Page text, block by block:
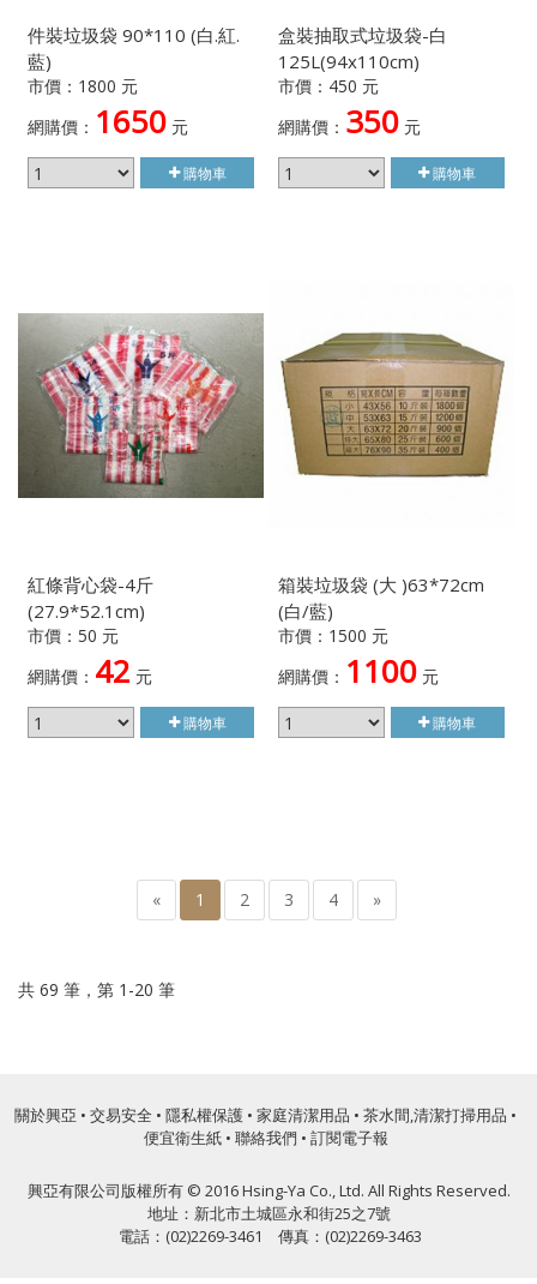
件裝垃圾袋 90*110 (白.紅.
藍)
市價：1800 元
網購價： 1650 元
購物車
盒裝抽取式垃圾袋-白
125L(94x110cm)
市價：450 元
網購價： 350元
購物車
紅條背心袋-4斤
(27.9*52.1cm)
市價：50 元
網購價： 42 元
購物車
箱裝垃圾袋 (大 )63*72cm
(白/藍)
市價：1500 元
網購價： 1100元
購物車
« 1 2 3 4 »
共 69 筆，第 1-20 筆
關於興亞 • 交易安全 • 隱私權保護 • 家庭清潔用品 • 茶水間,清潔打掃用品 •
便宜衛生紙 • 聯絡我們 • 訂閱電子報
興亞有限公司版權所有 © 2016 Hsing-Ya Co., Ltd. All Rights Reserved.
地址：新北市土城區永和街25之7號
電話：(02)2269-3461 傳真：(02)2269-3463